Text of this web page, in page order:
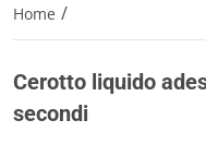
Home /
Cerotto liquido
secondi